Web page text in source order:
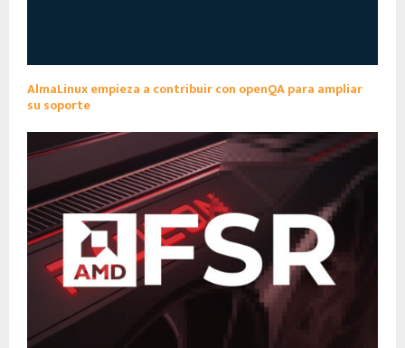
AlmaLinux empieza a contribuir con openQA para ampliar
su soporte